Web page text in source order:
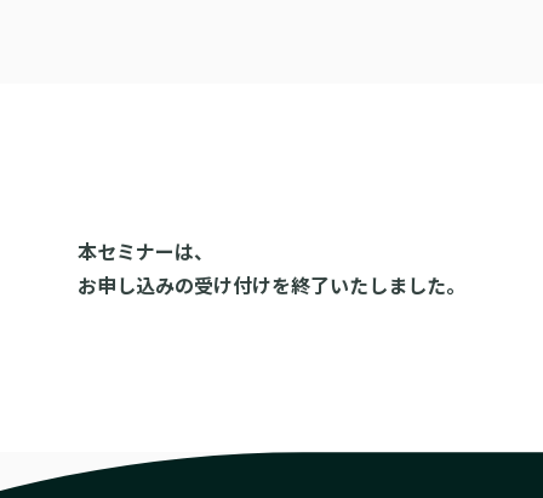
本セミナーは、
お申し込みの受け付けを終了いたしました。